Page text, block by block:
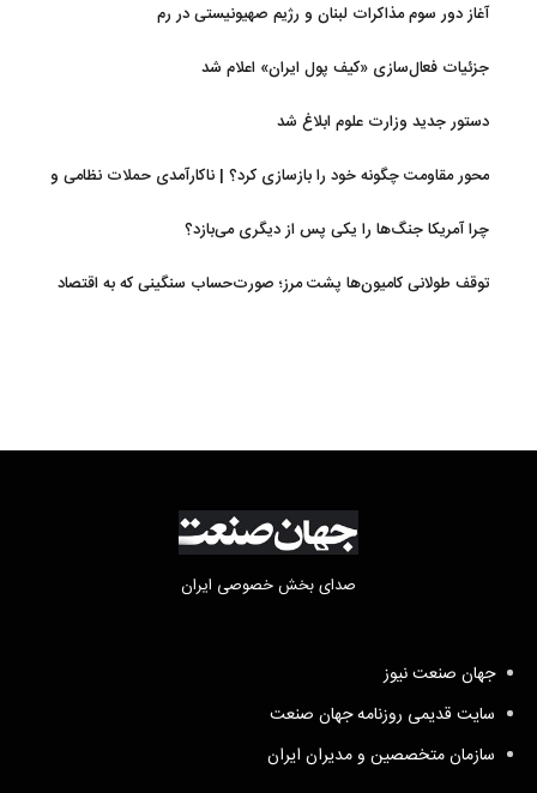
آغاز دور سوم مذاکرات لبنان و رژیم صهیونیستی در رم
جزئیات فعال‌سازی «کیف پول ایران» اعلام شد
دستور جدید وزارت علوم ابلاغ شد
محور مقاومت چگونه خود را بازسازی کرد؟ | ناکارآمدی حملات نظامی و
چرا آمریکا جنگ‌ها را یکی پس از دیگری می‌بازد؟
توقف طولانی کامیون‌ها پشت مرز؛ صورت‌حساب سنگینی که به اقتصاد
صدای بخش خصوصی ایران
جهان صنعت نیوز
سایت قدیمی روزنامه جهان صنعت
سازمان متخصصین و مدیران ایران